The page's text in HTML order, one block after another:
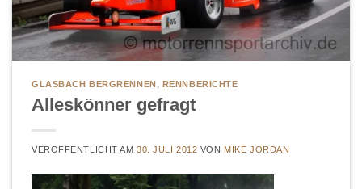
GLASBACH BERGRENNEN, RENNBERICHTE
Alleskönner gefragt
VERÖFFENTLICHT AM30. JULI 2012 VON MIKE JORDAN